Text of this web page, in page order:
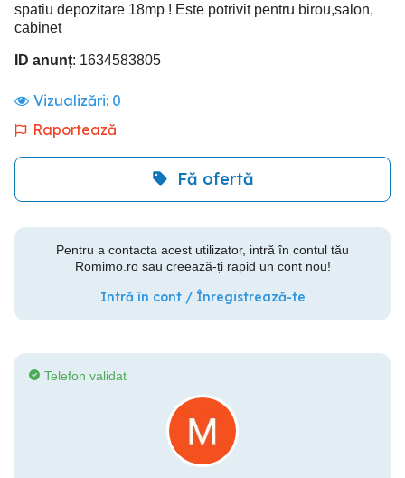
spatiu depozitare 18mp ! Este potrivit pentru birou,salon,
cabinet
ID anunț: 1634583805
Vizualizări: 0
Raportează
Fă ofertă
Pentru a contacta acest utilizator, intră în contul tău
Romimo.ro sau creează-ți rapid un cont nou!
Intră în cont / Înregistrează-te
Telefon validat